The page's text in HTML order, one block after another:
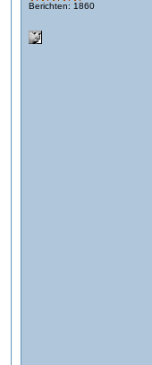
Berichten: 1860